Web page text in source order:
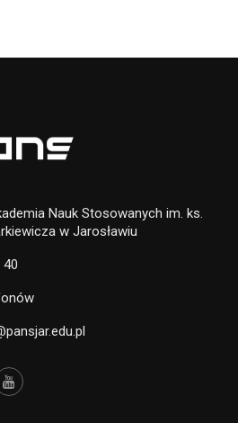
Nauk Stosowanych im. ks.
w Jarosławiu
40